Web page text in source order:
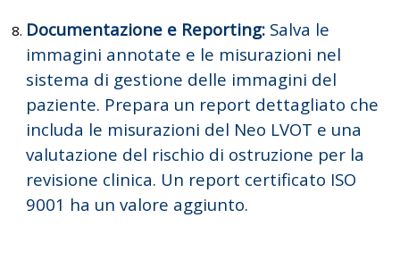
Documentazione e Reporting: Salva le
immagini annotate e le misurazioni nel
sistema di gestione delle immagini del
paziente. Prepara un report dettagliato che
includa le misurazioni del Neo LVOT e una
valutazione del rischio di ostruzione per la
revisione clinica. Un report certificato ISO
9001 ha un valore aggiunto.